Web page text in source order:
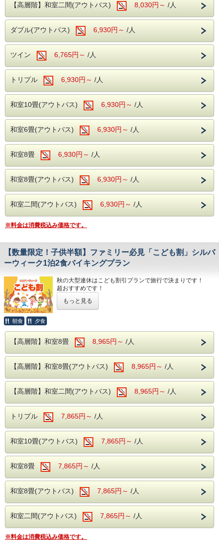
・2026年09月13日(日)～09月18日(金)
・2026年10月12日(日)～10月16日(金)
・2026年11月23日(日)～11月27日(金)
・2026年12月06日(日)～12月11日(金)
【ご予約に際してのご案内とご注意】
・本プランは、静岡県在住の方が対象ですがグループ内にお
対象の方がいらっしゃれば全員がご利用可能となります。
が証明で
きるものをご提示ください。
※ご宿泊される方の中に静岡県にお住まいの方がいらっし
ゃらない
場合通常のバイキングプランの料金となりますのでご注
意ください。
・他の優待券（割引券/サービス券）や各種割引プランとの
併用は
出来ません。
---温泉---
露天風呂を併設した大浴場が2か所あり、
広々とした浴場にお子様も大満足。
滑らかな泉質の温泉で、旅の疲れを癒すひと
---ご夕食---
大人からお子様で楽しめる、和洋中のバイキ
ングをレストランにてお楽しみいただけま
す。
ソフトドリンク・アルコールが飲み放題！
※開始時間より90分間です。
---ご朝食---
・卓球コーナー（無料）
・コインランドリー（有料）
【高層階】和室二間(アウトバス) 8,030円～ /人
ダブル(アウトバス) 6,930円～ /人
ツイン 6,765円～ /人
トリプル 6,930円～ /人
和室10畳(アウトバス) 6,930円～ /人
和室6畳(アウトバス) 6,930円～ /人
和室8畳 6,930円～ /人
和室8畳(アウトバス) 6,930円～ /人
和室二間(アウトバス) 6,930円～ /人
※料金は消費税込み価格です。
【数量限定！子供半額】ファミリー必見「こども割」シルバ
ーウィーク1泊2食バイキングプラン
秋の大型連休はこども割引プランで旅行で決まりです！
超おすすめです！
小学生と幼児(3歳以上)のお子様は通常こども料金の半額で
ご利用いただけるプランをご用意いたしました。
・2026年9月18日(金)
・2026年9月23日(水)～25日(金)
＜ご注意＞
・1部屋につき、大人2名様以上、3名様～の宿泊でお子様が
スタンダードプランの半額となります。
（表示金額は割引後の料金です）
※システム上、大人1名・こども2名の計3名様等でもご予約
が完了
してしまいますが、上記の条件を満たしていない場合は割
引対象外
となります。ご了承ください。
・本プランは数量限定となっております。
※当日のチェックイン受付は13時より可能です。
お部屋にご案内できる15時前後は大変混雑いたします。
予めご了承ください。
◇ファミリーおすすめスポット
■伊豆シャボテン動物公園
伊豆シャボテン動物公園は、カピバラをはじめ動物たちと間
もっと見る
朝食 夕食
【高層階】和室8畳 8,965円～ /人
【高層階】和室8畳(アウトバス) 8,965円～ /人
【高層階】和室二間(アウトバス) 8,965円～ /人
トリプル 7,865円～ /人
和室10畳(アウトバス) 7,865円～ /人
和室8畳 7,865円～ /人
和室8畳(アウトバス) 7,865円～ /人
和室二間(アウトバス) 7,865円～ /人
※料金は消費税込み価格です。